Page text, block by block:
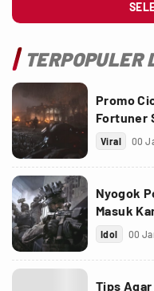
TERPOPULER
Promo
Fortuner
Viral 00
Nyogok
Masuk
Idol 00
Tips